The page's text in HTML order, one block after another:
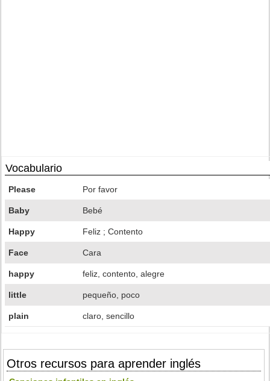
Vocabulario
Please Por favor
Baby Bebé
Happy Feliz ; Contento
Face Cara
happy feliz, contento, alegre
little pequeño, poco
plain claro, sencillo
Otros recursos para aprender inglés